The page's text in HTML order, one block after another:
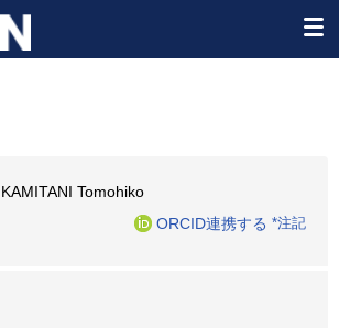
KAMITANI Tomohiko
ORCID連携する *注記